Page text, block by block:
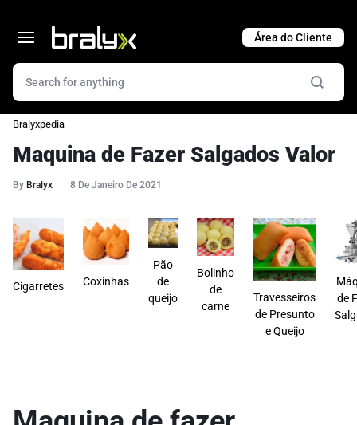
Bralyxpedia
Maquina de Fazer Salgados Valor
By Bralyx 8 De Janeiro De 2021
Cigarretes Coxinhas
Pão
de
queijo
Bolinho
de
carne
Travesseiros
de Presunto
e Queijo
de